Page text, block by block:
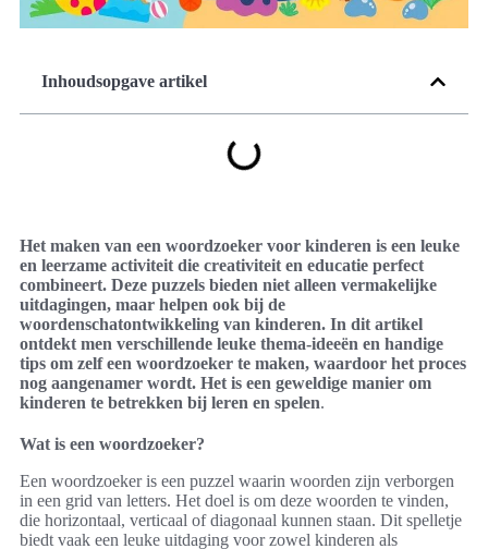
Inhoudsopgave artikel
Het maken van een woordzoeker voor kinderen is een leuke
en leerzame activiteit die creativiteit en educatie perfect
combineert. Deze puzzels bieden niet alleen vermakelijke
uitdagingen, maar helpen ook bij de
woordenschatontwikkeling van kinderen. In dit artikel
ontdekt men verschillende leuke thema-ideeën en handige
tips om zelf een woordzoeker te maken, waardoor het proces
nog aangenamer wordt. Het is een geweldige manier om
kinderen te betrekken bij leren en spelen.
Wat is een woordzoeker?
Een woordzoeker is een puzzel waarin woorden zijn verborgen
in een grid van letters. Het doel is om deze woorden te vinden,
die horizontaal, verticaal of diagonaal kunnen staan. Dit spelletje
biedt vaak een leuke uitdaging voor zowel kinderen als